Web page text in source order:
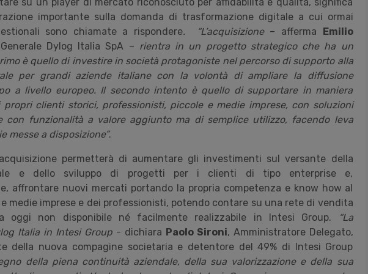
importante sulla domanda di trasformazione digitale a cui ormai
sono chiamate a rispondere. “L’acquisizione– afferma Emilio
Dylog Italia SpA – rientra in un progetto strategico che ha un
è quello di investire in società protagoniste nel percorso di supporto alla
per grandi aziende italiane con la volontà di ampliare la diffusione
a livello europeo. Il secondo intento è quello di supportare in maniera
clienti storici, professionisti, piccole e medie imprese, con soluzioni
con funzionalità a valore aggiunto ma di semplice utilizzo, facendo leva
messe a disposizione”.
permetterà di aumentare gli investimenti sul versante della
e dello sviluppo di progetti per i clienti di tipo enterprise e,
affrontare nuovi mercati portando la propria competenza e know how al
medie imprese e dei professionisti, potendo contare su una rete di vendita
oggi non disponibile né facilmente realizzabile in Intesi Group.
“La
Italia in Intesi Group- dichiara Paolo Sironi, Amministratore Delegato,
della nuova compagine societaria e detentore del 49% di Intesi Group
della piena continuità aziendale, della sua valorizzazione e della sua